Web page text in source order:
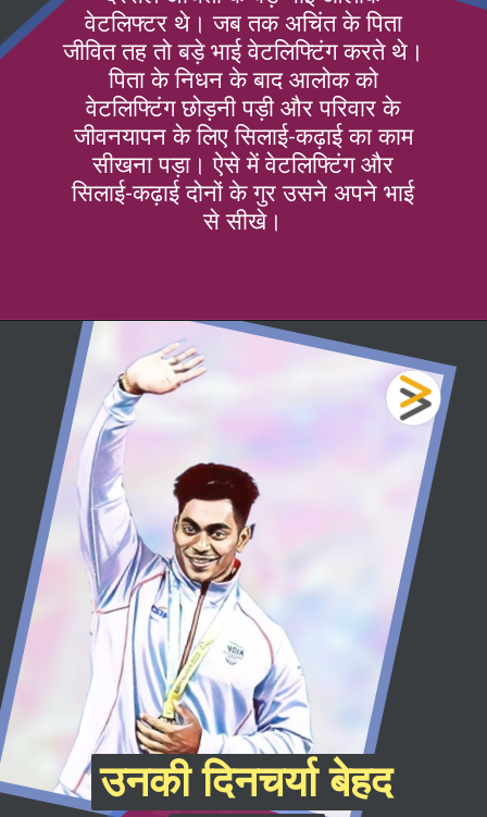
वेटलिफ्टर थे। जब तक अचिंत के पिता
जीवित तह तो बड़े भाई वेटलिफ्टिंग करते थे।
पिता के निधन के बाद आलोक को
वेटलिफ्टिंग छोड़नी पड़ी और परिवार के
जीवनयापन के लिए सिलाई-कढ़ाई का काम
सीखना पड़ा। ऐसे में वेटलिफ्टिंग और
सिलाई-कढ़ाई दोनों के गुर उसने अपने भाई
से सीखे।
उनकी दिनचर्या बेहद
उनकी दिनचर्या बेहद